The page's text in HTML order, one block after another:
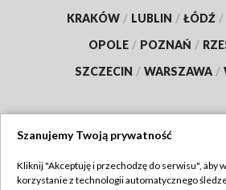
KRAKÓW / LUBLIN / ŁÓDŹ /
OPOLE / POZNAŃ /
SZCZECIN / WARSZAWA /
TVP
Szanujemy Twoją prywatność
Kliknij "Akceptuję i przechodzę do serwisu", aby
korzystanie z technologii automatycznego